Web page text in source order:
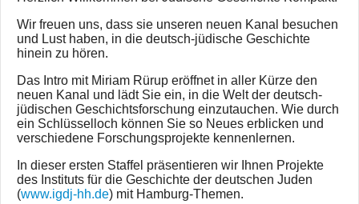
Wir freuen uns, dass sie unseren neuen Kanal besuchen
und Lust haben, in die deutsch-jüdische Geschichte
hinein zu hören.
Das Intro mit Miriam Rürup eröffnet in aller Kürze den
neuen Kanal und lädt Sie ein, in die Welt der deutsch-
jüdischen Geschichtsforschung einzutauchen. Wie durch
ein Schlüsselloch können Sie so Neues erblicken und
verschiedene Forschungsprojekte kennenlernen.
In dieser ersten Staffel präsentieren wir Ihnen Projekte
des Instituts für die Geschichte der deutschen Juden
(www.igdj-hh.de) mit Hamburg-Themen.